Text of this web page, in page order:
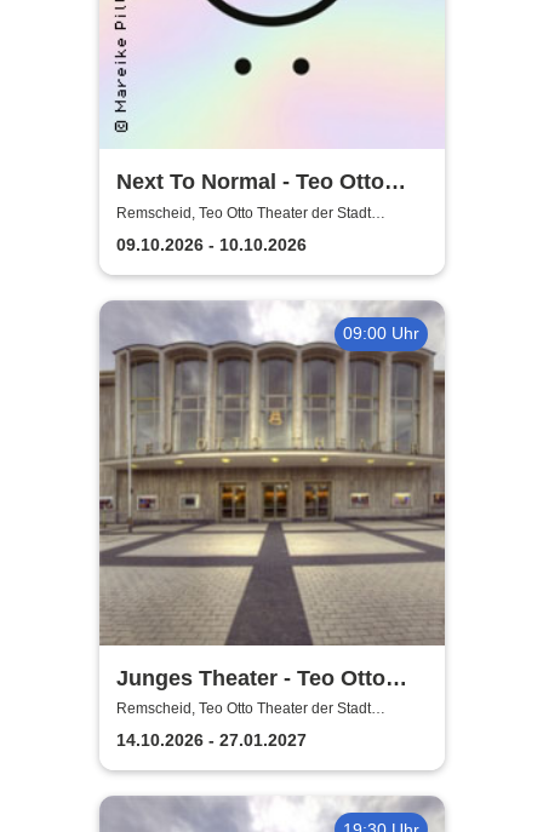
Next To Normal - Teo Otto
Theater der Stadt Remscheid
Remscheid, Teo Otto Theater der Stadt
Remscheid
09.10.2026 - 10.10.2026
09:00 Uhr
Junges Theater - Teo Otto
Theater der Stadt Remscheid
Remscheid, Teo Otto Theater der Stadt
Remscheid
14.10.2026 - 27.01.2027